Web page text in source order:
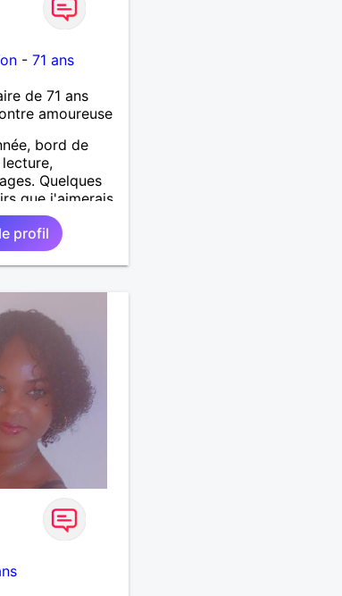
-71 ans
de 71 ans
amoureuse
bord de
lecture,
Quelques
que j'aimerais
les vôtres.
mes
mes amis.
des enfants à
rencontrer,
avec
confiance,
partage, de
et où
ou à
en dehors des
raviraient. Je
à votre
de vous lire.
profil